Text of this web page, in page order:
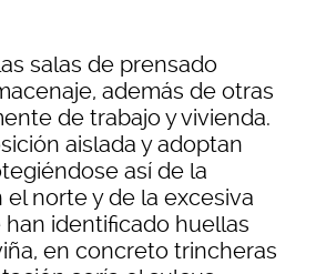
salas de prensado
además de otras
de trabajo y vivienda.
aislada y adoptan
así de la
norte y de la excesiva
han identificado huellas
en concreto trincheras